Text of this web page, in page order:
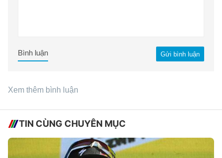
Gửi bình luận
Bình luận
Xem thêm bình luận
TIN CÙNG CHUYÊN MỤC